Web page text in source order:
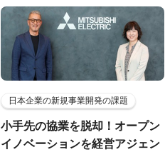
日本企業の新規事業開発の課題
小手先の協業を脱却！オープン
イノベーションを経営アジェン